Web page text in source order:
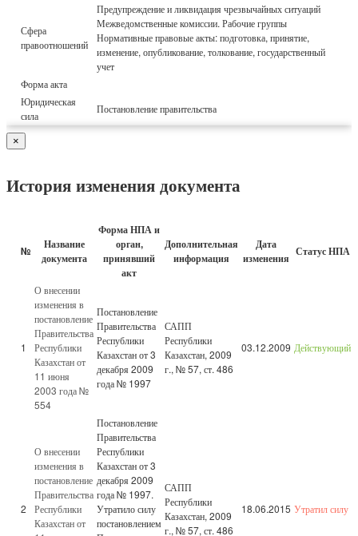
Сфера
правоотношений
Предупреждение и ликвидация чрезвычайных ситуаций
Межведомственные комиссии. Рабочие группы
Нормативные правовые акты: подготовка, принятие,
изменение, опубликование, толкование, государственный
учет
Форма акта
Юридическая
сила
Постановление правительства
×
История изменения документа
№
Название
документа
Форма НПА и
орган,
принявший
акт
Дополнительная
информация
Дата
изменения Статус НПА
1
О внесении
изменения в
постановление
Правительства
Республики
Казахстан от
11 июня
2003 года №
554
Постановление
Правительства
Республики
Казахстан от 3
декабря 2009
года № 1997
САПП
Республики
Казахстан, 2009
г., № 57, ст. 486
03.12.2009 Действующий
2
О внесении
изменения в
постановление
Правительства
Республики
Казахстан от
Постановление
Правительства
Республики
Казахстан от 3
декабря 2009
года № 1997.
Утратило силу
постановлением
САПП
Республики
Казахстан, 2009
г., № 57, ст. 486
18.06.2015 Утратил силу